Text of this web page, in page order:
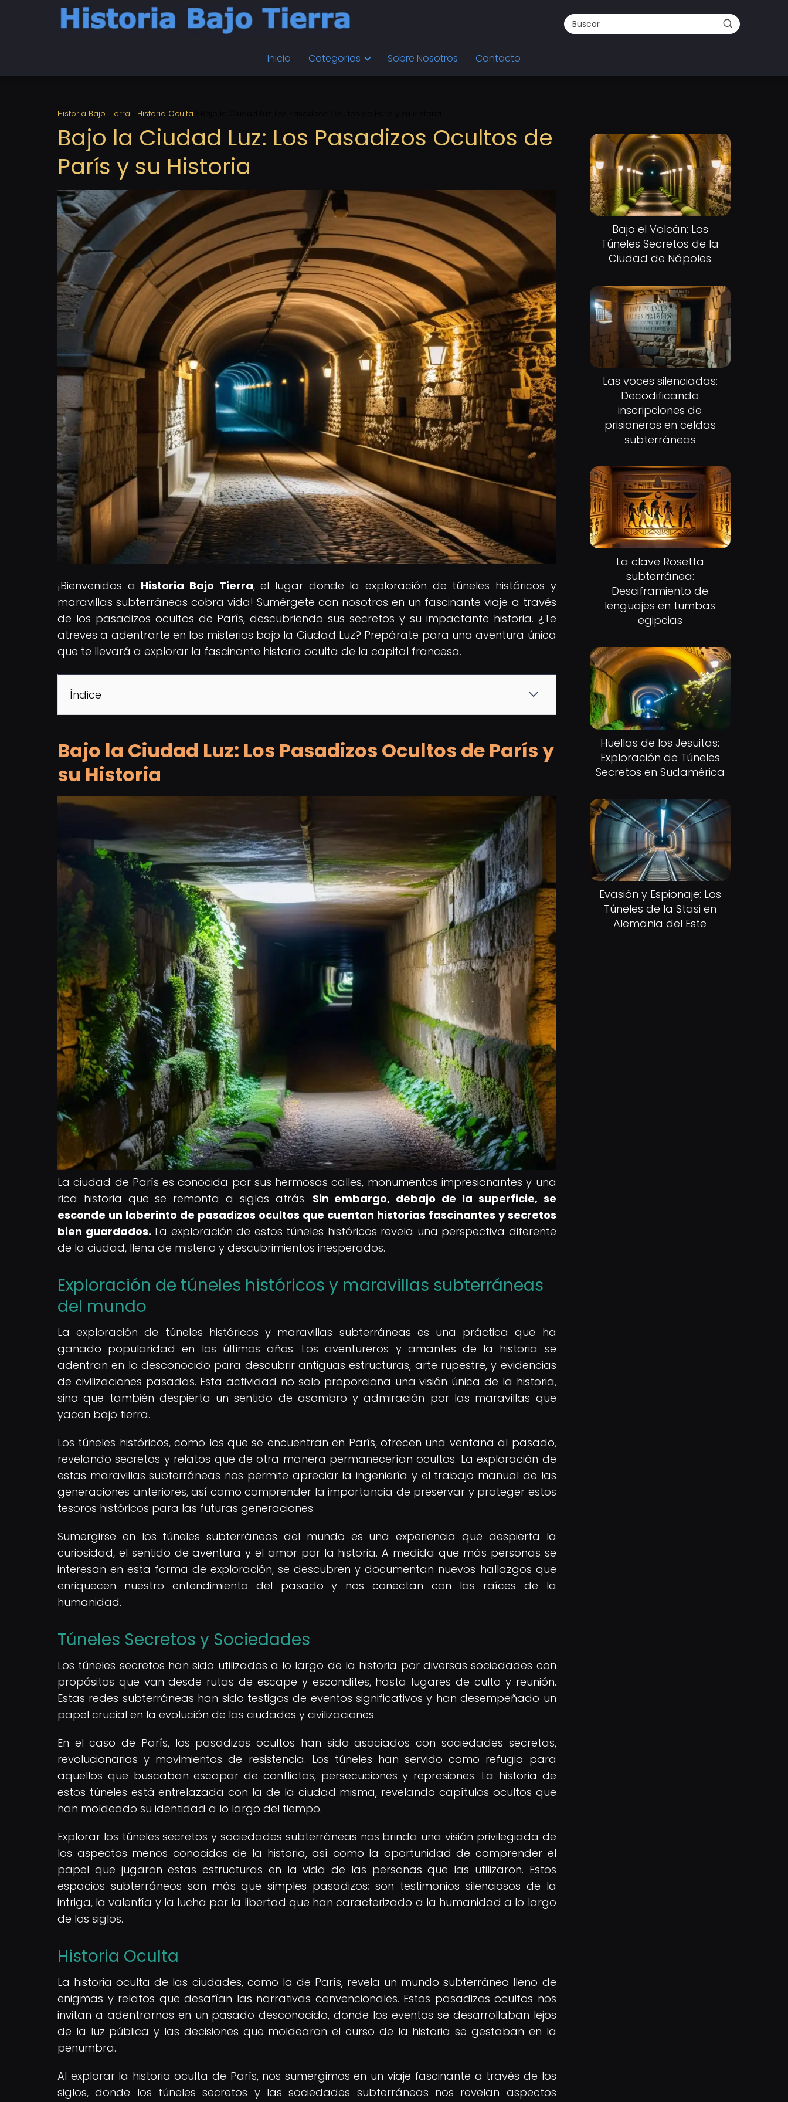
Inicio Categorías Sobre Nosotros Contacto
Historia Bajo Tierra Historia Oculta
Bajo la Ciudad Luz: Los Pasadizos Ocultos de
París y su Historia
¡Bienvenidos a Historia Bajo Tierra, el lugar donde la exploración de túneles históricos y
maravillas subterráneas cobra vida! Sumérgete con nosotros en un fascinante viaje a través
de los pasadizos ocultos de París, descubriendo sus secretos y su impactante historia. ¿Te
atreves a adentrarte en los misterios bajo la Ciudad Luz? Prepárate para una aventura única
que te llevará a explorar la fascinante historia oculta de la capital francesa.
Índice
Bajo la Ciudad Luz: Los Pasadizos Ocultos de París y
su Historia
La ciudad de París es conocida por sus hermosas calles, monumentos impresionantes y una
rica historia que se remonta a siglos atrás. Sin embargo, debajo de la superficie, se
esconde un laberinto de pasadizos ocultos que cuentan historias fascinantes y secretos
bien guardados. La exploración de estos túneles históricos revela una perspectiva diferente
de la ciudad, llena de misterio y descubrimientos inesperados.
Exploración de túneles históricos y maravillas subterráneas
del mundo
La exploración de túneles históricos y maravillas subterráneas es una práctica que ha
ganado popularidad en los últimos años. Los aventureros y amantes de la historia se
adentran en lo desconocido para descubrir antiguas estructuras, arte rupestre, y evidencias
de civilizaciones pasadas. Esta actividad no solo proporciona una visión única de la historia,
sino que también despierta un sentido de asombro y admiración por las maravillas que
yacen bajo tierra.
Los túneles históricos, como los que se encuentran en París, ofrecen una ventana al pasado,
revelando secretos y relatos que de otra manera permanecerían ocultos. La exploración de
estas maravillas subterráneas nos permite apreciar la ingeniería y el trabajo manual de las
generaciones anteriores, así como comprender la importancia de preservar y proteger estos
tesoros históricos para las futuras generaciones.
Sumergirse en los túneles subterráneos del mundo es una experiencia que despierta la
curiosidad, el sentido de aventura y el amor por la historia. A medida que más personas se
interesan en esta forma de exploración, se descubren y documentan nuevos hallazgos que
enriquecen nuestro entendimiento del pasado y nos conectan con las raíces de la
humanidad.
Túneles Secretos y Sociedades
Los túneles secretos han sido utilizados a lo largo de la historia por diversas sociedades con
propósitos que van desde rutas de escape y escondites, hasta lugares de culto y reunión.
Estas redes subterráneas han sido testigos de eventos significativos y han desempeñado un
papel crucial en la evolución de las ciudades y civilizaciones.
En el caso de París, los pasadizos ocultos han sido asociados con sociedades secretas,
revolucionarias y movimientos de resistencia. Los túneles han servido como refugio para
aquellos que buscaban escapar de conflictos, persecuciones y represiones. La historia de
estos túneles está entrelazada con la de la ciudad misma, revelando capítulos ocultos que
han moldeado su identidad a lo largo del tiempo.
Explorar los túneles secretos y sociedades subterráneas nos brinda una visión privilegiada de
los aspectos menos conocidos de la historia, así como la oportunidad de comprender el
papel que jugaron estas estructuras en la vida de las personas que las utilizaron. Estos
espacios subterráneos son más que simples pasadizos; son testimonios silenciosos de la
intriga, la valentía y la lucha por la libertad que han caracterizado a la humanidad a lo largo
de los siglos.
Historia Oculta
La historia oculta de las ciudades, como la de París, revela un mundo subterráneo lleno de
enigmas y relatos que desafían las narrativas convencionales. Estos pasadizos ocultos nos
invitan a adentrarnos en un pasado desconocido, donde los eventos se desarrollaban lejos
de la luz pública y las decisiones que moldearon el curso de la historia se gestaban en la
penumbra.
Al explorar la historia oculta de París, nos sumergimos en un viaje fascinante a través de los
siglos, donde los túneles secretos y las sociedades subterráneas nos revelan aspectos
Bajo el Volcán: Los
Túneles Secretos de la
Ciudad de Nápoles
Las voces silenciadas:
Decodificando
inscripciones de
prisioneros en celdas
subterráneas
La clave Rosetta
subterránea:
Desciframiento de
lenguajes en tumbas
egipcias
Huellas de los Jesuitas:
Exploración de Túneles
Secretos en Sudamérica
Evasión y Espionaje: Los
Túneles de la Stasi en
Alemania del Este